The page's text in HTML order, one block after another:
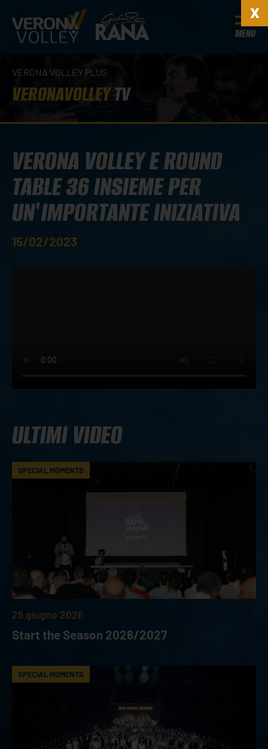
MENU
VERONA VOLLEY PLUS
VERONAVOLLEYTV
VERONA VOLLEY E ROUND
TABLE 36 INSIEME PER
UN'IMPORTANTE INIZIATIVA
15/02/2023
ULTIMI VIDEO
SPECIAL MOMENTS
25 giugno 2026
Start the Season 2026/2027
SPECIAL MOMENTS